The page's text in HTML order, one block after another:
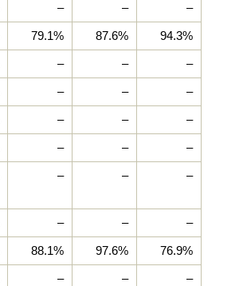
– – –
79.1% 87.6% 94.3%
– – –
– – –
– – –
– – –
– – –
– – –
88.1% 97.6% 76.9%
– – –